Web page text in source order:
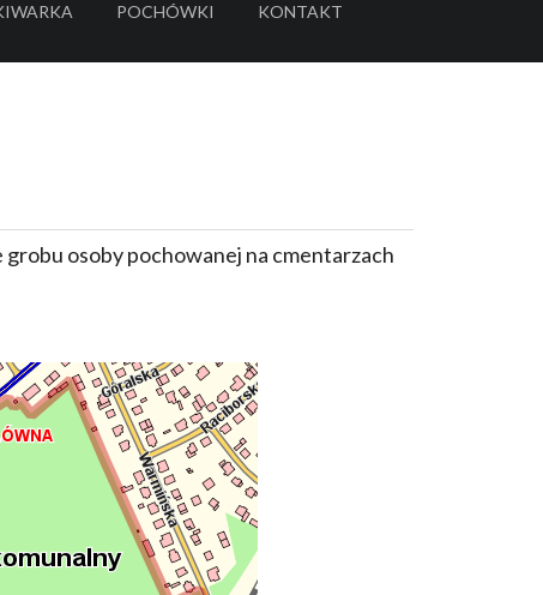
POCHÓWKI
- LINK DO SERWISU ZEWNĘTRZNEGO
KONTAKT
osoby pochowanej na cmentarzach